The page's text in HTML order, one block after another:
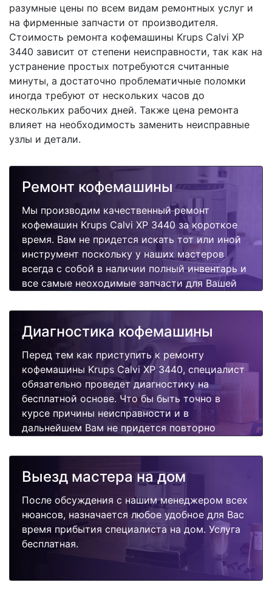
разумные цены по всем видам ремонтных услуг и
на фирменные запчасти от производителя.
Стоимость ремонта кофемашины Krups Calvi XP
3440 зависит от степени неисправности, так как на
устранение простых потребуются считанные
минуты, а достаточно проблематичные поломки
иногда требуют от нескольких часов до
нескольких рабочих дней. Также цена ремонта
влияет на необходимость заменить неисправные
узлы и детали.
Ремонт кофемашины
Мы производим качественный ремонт
кофемашин Krups Calvi XP 3440 за короткое
время. Вам не придется искать тот или иной
инструмент поскольку у наших мастеров
всегда с собой в наличии полный инвентарь и
все самые неоходимые запчасти для Вашей
качественно и недорого.
Диагностика кофемашины
Перед тем как приступить к ремонту
кофемашины Krups Calvi XP 3440, специалист
обязательно проведет диагностику на
бесплатной основе. Что бы быть точно в
курсе причины неисправности и в
дальнейшем Вам не придется повторно
поломок.
Выезд мастера на дом
После обсуждения с нашим менеджером всех
нюансов, назначается любое удобное для Вас
время прибытия специалиста на дом. Услуга
бесплатная.